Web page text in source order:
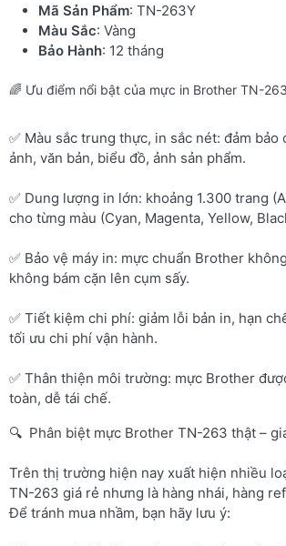
Mã Sản Phẩm: TN-263Y
Màu Sắc: Vàng
Bảo Hành: 12 tháng
🌈 Ưu điểm nổi bật của mực in Brother TN-263
✅ Màu sắc trung thực, in sắc nét: đảm bảo
ảnh, văn bản, biểu đồ, ảnh sản phẩm.
✅ Dung lượng in lớn: khoảng 1.300 trang
cho từng màu (Cyan, Magenta, Yellow,
✅ Bảo vệ máy in: mực chuẩn Brother
không bám cặn lên cụm sấy.
✅ Tiết kiệm chi phí: giảm lỗi bản in, hạn
tối ưu chi phí vận hành.
✅ Thân thiện môi trường: mực Brother
toàn, dễ tái chế.
🔍 Phân biệt mực Brother TN-263 thật –
Trên thị trường hiện nay xuất hiện nhiều
TN-263 giá rẻ nhưng là hàng nhái, hàng
Để tránh mua nhầm, bạn hãy lưu ý: